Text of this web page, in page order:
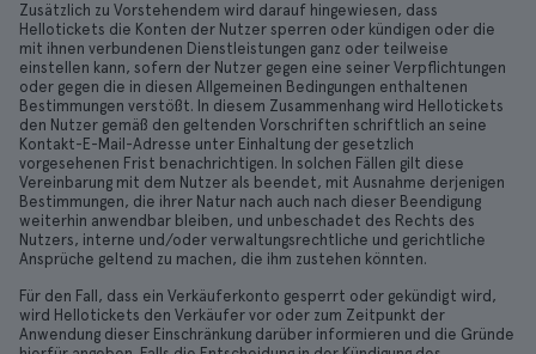
Zusätzlich zu Vorstehendem wird darauf hingewiesen, dass
Hellotickets die Konten der Nutzer sperren oder kündigen oder die
mit ihnen verbundenen Dienstleistungen ganz oder teilweise
einstellen kann, sofern der Nutzer gegen eine seiner Verpflichtungen
oder gegen die in diesen Allgemeinen Bedingungen enthaltenen
Bestimmungen verstößt. In diesem Zusammenhang wird Hellotickets
den Nutzer gemäß den geltenden Vorschriften schriftlich an seine
Kontakt-E-Mail-Adresse unter Einhaltung der gesetzlich
vorgesehenen Frist benachrichtigen. In solchen Fällen gilt diese
Vereinbarung mit dem Nutzer als beendet, mit Ausnahme derjenigen
Bestimmungen, die ihrer Natur nach auch nach dieser Beendigung
weiterhin anwendbar bleiben, und unbeschadet des Rechts des
Nutzers, interne und/oder verwaltungsrechtliche und gerichtliche
Ansprüche geltend zu machen, die ihm zustehen könnten.
Für den Fall, dass ein Verkäuferkonto gesperrt oder gekündigt wird,
wird Hellotickets den Verkäufer vor oder zum Zeitpunkt der
Anwendung dieser Einschränkung darüber informieren und die Gründe